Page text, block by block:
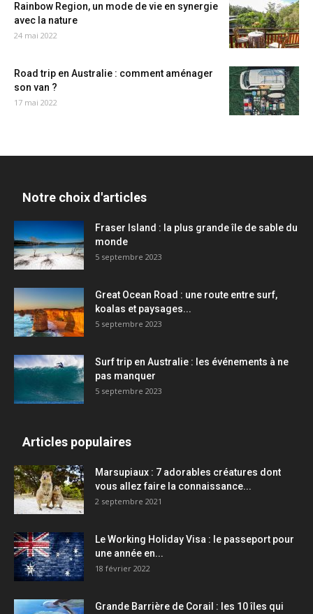
Rainbow Region, un mode de vie en synergie
avec la nature
24 mai 2022
Road trip en Australie : comment aménager
son van ?
17 mai 2022
Notre choix d'articles
Fraser Island : la plus grande île de sable du
monde
5 septembre 2023
Great Ocean Road : une route entre surf,
koalas et paysages...
5 septembre 2023
Surf trip en Australie : les événements à ne
pas manquer
5 septembre 2023
Articles populaires
Marsupiaux : 7 adorables créatures dont
vous allez faire la connaissance...
2 septembre 2021
Le Working Holiday Visa : le passeport pour
une année en...
18 février 2022
Grande Barrière de Corail : les 10 îles qui